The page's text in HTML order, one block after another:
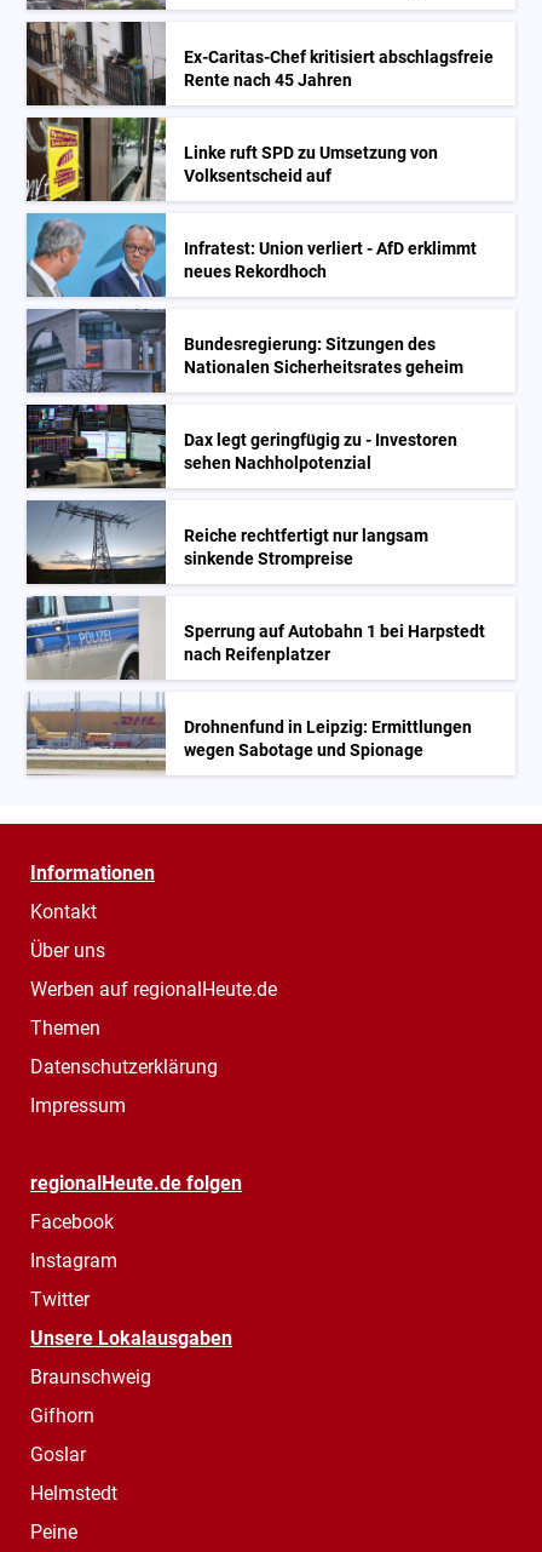
Ex-Caritas-Chef kritisiert abschlagsfreie
Rente nach 45 Jahren
Linke ruft SPD zu Umsetzung von
Volksentscheid auf
Infratest: Union verliert - AfD erklimmt
neues Rekordhoch
Bundesregierung: Sitzungen des
Nationalen Sicherheitsrates geheim
Dax legt geringfügig zu - Investoren
sehen Nachholpotenzial
Reiche rechtfertigt nur langsam
sinkende Strompreise
Sperrung auf Autobahn 1 bei Harpstedt
nach Reifenplatzer
Drohnenfund in Leipzig: Ermittlungen
wegen Sabotage und Spionage
Informationen
Kontakt
Über uns
Werben auf regionalHeute.de
Themen
Datenschutzerklärung
Impressum
regionalHeute.de folgen
Facebook
Instagram
Twitter
Unsere Lokalausgaben
Braunschweig
Gifhorn
Goslar
Helmstedt
Peine